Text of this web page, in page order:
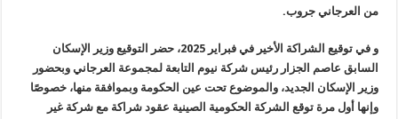
من العرجاني جروب.
و في توقيع الشراكة الأخير في فبراير 2025، حضر التوقيع وزير الإسكان
السابق عاصم الجزار رئيس شركة نيوم التابعة لمجموعة العرجاني وبحضور
وزير الإسكان الجديد، والموضوع تحت عين الحكومة وبموافقة منها، خصوصًا
وإنها أول مرة توقع الشركة الحكومية الصينية عقود شراكة مع شركة غير